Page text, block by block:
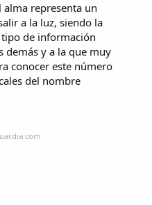
representa un
a la luz, siendo la
de información
demás y a la que muy
conocer este número
del nombre